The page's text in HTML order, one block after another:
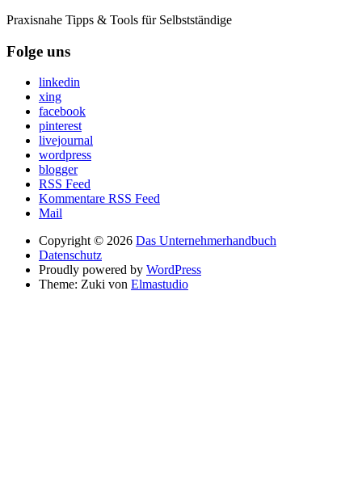
Praxisnahe Tipps & Tools für Selbstständige
Folge uns
linkedin
xing
facebook
pinterest
livejournal
wordpress
blogger
RSS Feed
Kommentare RSS Feed
Mail
Copyright © 2026 Das Unternehmerhandbuch
Datenschutz
Proudly powered by WordPress
Theme: Zuki von Elmastudio